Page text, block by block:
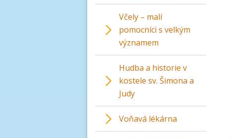
Včely – malí
pomocníci s velkým
významem
Hudba a historie v
kostele sv. Šimona a
Judy
Voňavá lékárna